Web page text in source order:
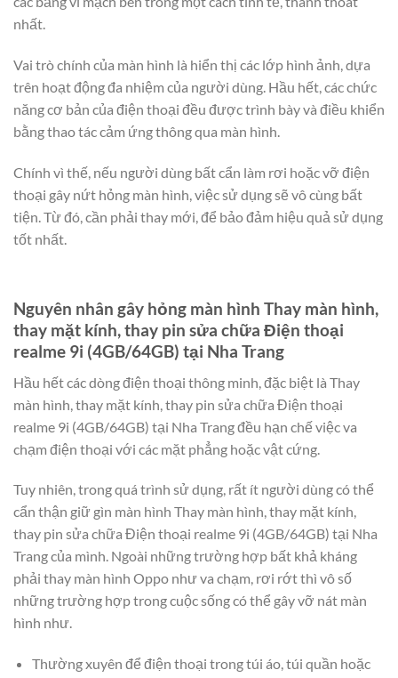
nhất.
Vai trò chính của màn hình là hiển thị các lớp hình ảnh, dựa
trên hoạt động đa nhiệm của người dùng. Hầu hết, các chức
năng cơ bản của điện thoại đều được trình bày và điều khiển
bằng thao tác cảm ứng thông qua màn hình.
Chính vì thế, nếu người dùng bất cẩn làm rơi hoặc vỡ điện
thoại gây nứt hỏng màn hình, việc sử dụng sẽ vô cùng bất
tiện. Từ đó, cần phải thay mới, để bảo đảm hiệu quả sử dụng
tốt nhất.
Nguyên nhân gây hỏng màn hình Thay màn hình,
thay mặt kính, thay pin sửa chữa Điện thoại
realme 9i (4GB/64GB) tại Nha Trang
Hầu hết các dòng điện thoại thông minh, đặc biệt là Thay
màn hình, thay mặt kính, thay pin sửa chữa Điện thoại
realme 9i (4GB/64GB) tại Nha Trang đều hạn chế việc va
chạm điện thoại với các mặt phẳng hoặc vật cứng.
Tuy nhiên, trong quá trình sử dụng, rất ít người dùng có thể
cẩn thận giữ gìn màn hình Thay màn hình, thay mặt kính,
thay pin sửa chữa Điện thoại realme 9i (4GB/64GB) tại Nha
Trang của mình. Ngoài những trường hợp bất khả kháng
phải thay màn hình Oppo như va chạm, rơi rớt thì vô số
những trường hợp trong cuộc sống có thể gây vỡ nát màn
hình như.
Thường xuyên để điện thoại trong túi áo, túi quần hoặc